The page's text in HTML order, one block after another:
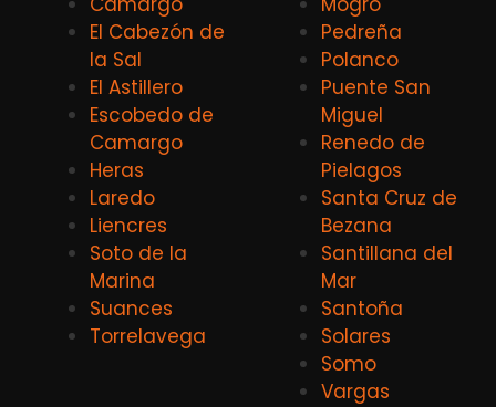
El Cabezón de
la Sal
El Astillero
Escobedo de
Camargo
Heras
Laredo
Liencres
Soto de la
Marina
Suances
Torrelavega
Pedreña
Polanco
Puente San
Miguel
Renedo de
Pielagos
Santa Cruz de
Bezana
Santillana del
Mar
Santoña
Solares
Somo
Vargas